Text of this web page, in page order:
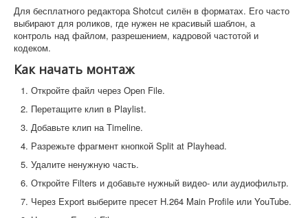
Для бесплатного редактора Shotcut силён в форматах. Его часто
выбирают для роликов, где нужен не красивый шаблон, а
контроль над файлом, разрешением, кадровой частотой и
кодеком.
Как начать монтаж
Откройте файл через Open File.
Перетащите клип в Playlist.
Добавьте клип на Timeline.
Разрежьте фрагмент кнопкой Split at Playhead.
Удалите ненужную часть.
Откройте Filters и добавьте нужный видео- или аудиофильтр.
Через Export выберите пресет H.264 Main Profile или YouTube.